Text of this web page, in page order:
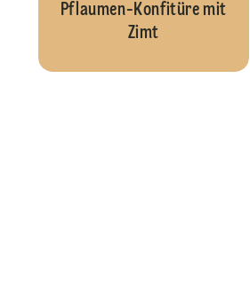
Pflaumen-Konfitüre mit
Zimt